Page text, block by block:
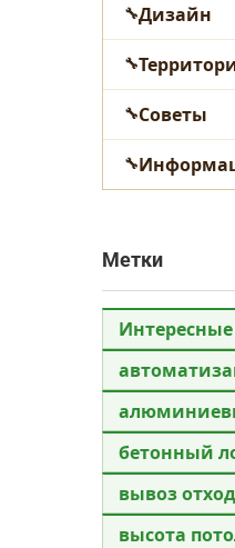
Дизайн
Советы
Метки
бетонный
вывоз
высота